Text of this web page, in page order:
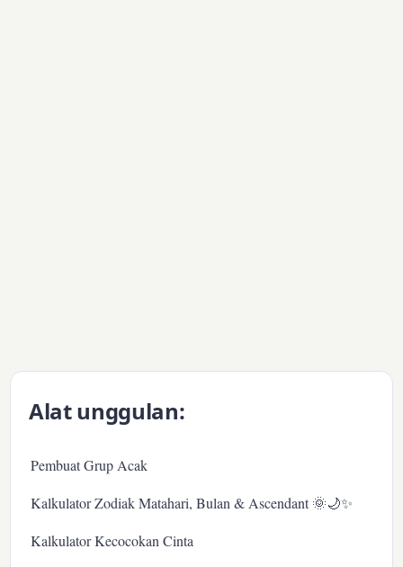
Alat unggulan:
Pembuat Grup Acak
Kalkulator Zodiak Matahari, Bulan & Ascendant 🌞🌙✨
Kalkulator Kecocokan Cinta